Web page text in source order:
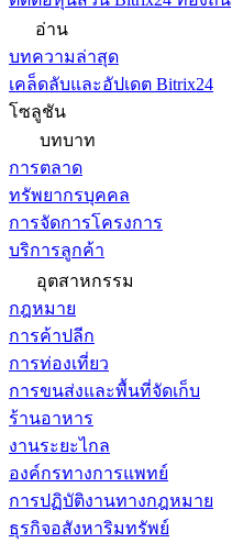
อ่าน
บทความล่าสุด
เคล็ดลับและอัปเดต Bitrix24
โซลูชัน
บทบาท
การตลาด
ทรัพยากรบุคคล
การจัดการโครงการ
บริการลูกค้า
อุตสาหกรรม
กฎหมาย
การค้าปลีก
การท่องเที่ยว
การขนส่งและพื้นที่จัดเก็บ
ร้านอาหาร
งานระยะไกล
องค์กรทางการแพทย์
การปฏิบัติงานทางกฎหมาย
ธุรกิจอสังหาริมทรัพย์